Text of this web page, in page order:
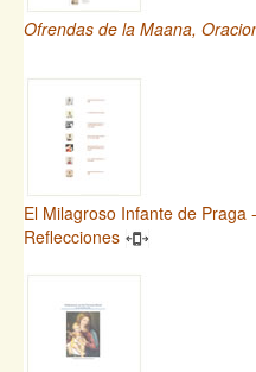
Ofrendas de la Maana,
El Milagroso Infante de Praga
Reflecciones